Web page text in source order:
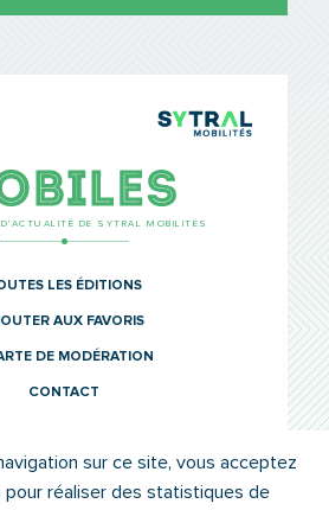
DE SYTRAL MOBILITÉS
LES ÉDITIONS
AUX FAVORIS
DE MODÉRATION
CONTACT
2022 MENTIONS LÉGALES
sur ce site, vous acceptez
pour réaliser des statistiques de